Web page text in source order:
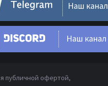
Наш канал
Наш канал
публичной офертой,